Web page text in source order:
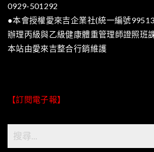
0929-501292
●本會授權愛來吉企業社(統一編號
辦理丙級與乙級健康體重管理師證照班
本站由愛來吉整合行銷維護
【訂閱電子報】